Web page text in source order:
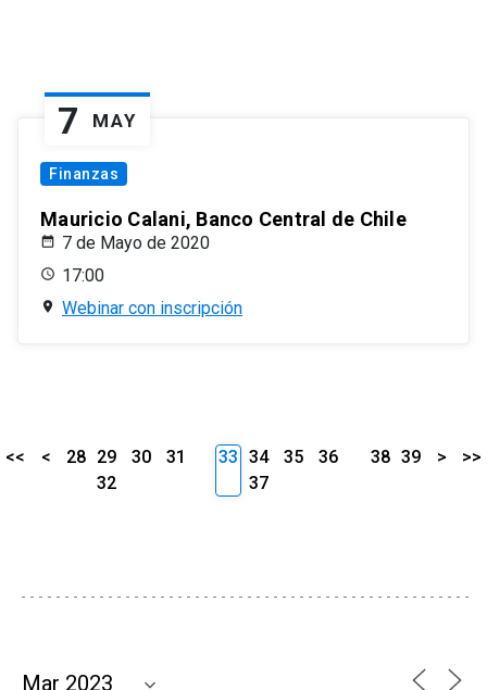
7 MAY
Finanzas
Mauricio Calani, Banco Central de Chile
7 de Mayo de 2020
17:00
Webinar con inscripción
<< < 28 29 30
31
32
33 34 35
36
37
38 39 > >>